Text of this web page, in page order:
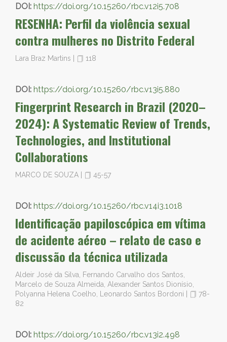
DOI: https://doi.org/10.15260/rbc.v12i5.708
RESENHA: Perfil da violência sexual
contra mulheres no Distrito Federal
Lara Braz Martins 118
DOI: https://doi.org/10.15260/rbc.v13i5.880
Fingerprint Research in Brazil (2020–
2024): A Systematic Review of Trends,
Technologies, and Institutional
Collaborations
MARCO DE SOUZA 45-57
DOI: https://doi.org/10.15260/rbc.v14i3.1018
Identificação papiloscópica em vítima
de acidente aéreo – relato de caso e
discussão da técnica utilizada
Aldeir José da Silva, Fernando Carvalho dos Santos,
Marcelo de Souza Almeida, Alexander Santos Dionísio,
Polyanna Helena Coelho, Leonardo Santos Bordoni
78-
82
DOI: https://doi.org/10.15260/rbc.v13i2.498